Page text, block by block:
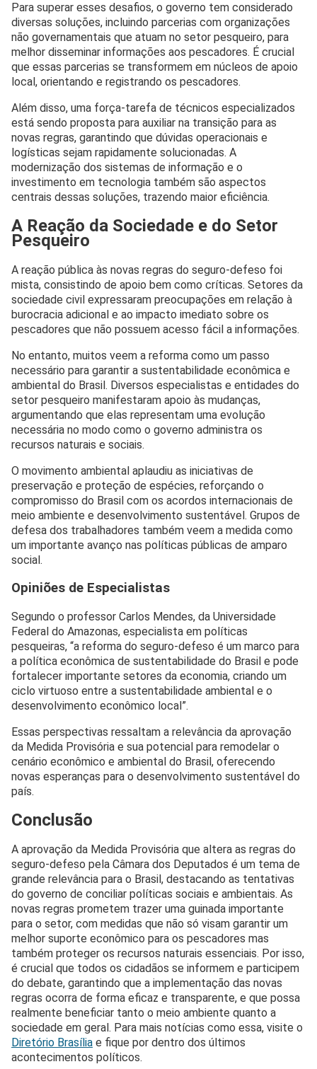
Para superar esses desafios, o governo tem considerado
diversas soluções, incluindo parcerias com organizações
não governamentais que atuam no setor pesqueiro, para
melhor disseminar informações aos pescadores. É crucial
que essas parcerias se transformem em núcleos de apoio
local, orientando e registrando os pescadores.
Além disso, uma força-tarefa de técnicos especializados
está sendo proposta para auxiliar na transição para as
novas regras, garantindo que dúvidas operacionais e
logísticas sejam rapidamente solucionadas. A
modernização dos sistemas de informação e o
investimento em tecnologia também são aspectos
centrais dessas soluções, trazendo maior eficiência.
A Reação da Sociedade e do Setor
Pesqueiro
A reação pública às novas regras do seguro-defeso foi
mista, consistindo de apoio bem como críticas. Setores da
sociedade civil expressaram preocupações em relação à
burocracia adicional e ao impacto imediato sobre os
pescadores que não possuem acesso fácil a informações.
No entanto, muitos veem a reforma como um passo
necessário para garantir a sustentabilidade econômica e
ambiental do Brasil. Diversos especialistas e entidades do
setor pesqueiro manifestaram apoio às mudanças,
argumentando que elas representam uma evolução
necessária no modo como o governo administra os
recursos naturais e sociais.
O movimento ambiental aplaudiu as iniciativas de
preservação e proteção de espécies, reforçando o
compromisso do Brasil com os acordos internacionais de
meio ambiente e desenvolvimento sustentável. Grupos de
defesa dos trabalhadores também veem a medida como
um importante avanço nas políticas públicas de amparo
social.
Opiniões de Especialistas
Segundo o professor Carlos Mendes, da Universidade
Federal do Amazonas, especialista em políticas
pesqueiras, “a reforma do seguro-defeso é um marco para
a política econômica de sustentabilidade do Brasil e pode
fortalecer importante setores da economia, criando um
ciclo virtuoso entre a sustentabilidade ambiental e o
desenvolvimento econômico local”.
Essas perspectivas ressaltam a relevância da aprovação
da Medida Provisória e sua potencial para remodelar o
cenário econômico e ambiental do Brasil, oferecendo
novas esperanças para o desenvolvimento sustentável do
país.
Conclusão
A aprovação da Medida Provisória que altera as regras do
seguro-defeso pela Câmara dos Deputados é um tema de
grande relevância para o Brasil, destacando as tentativas
do governo de conciliar políticas sociais e ambientais. As
novas regras prometem trazer uma guinada importante
para o setor, com medidas que não só visam garantir um
melhor suporte econômico para os pescadores mas
também proteger os recursos naturais essenciais. Por isso,
é crucial que todos os cidadãos se informem e participem
do debate, garantindo que a implementação das novas
regras ocorra de forma eficaz e transparente, e que possa
realmente beneficiar tanto o meio ambiente quanto a
sociedade em geral. Para mais notícias como essa, visite o
Diretório Brasília e fique por dentro dos últimos
acontecimentos políticos.